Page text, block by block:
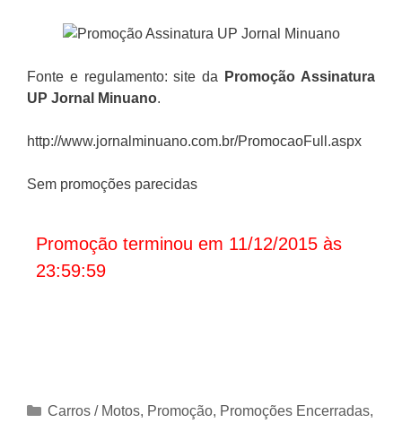
Fonte e regulamento: site da
Promoção Assinatura
UP Jornal Minuano.
http://www.jornalminuano.com.br/PromocaoFull.aspx
Sem promoções parecidas
Promoção terminou em 11/12/2015 às
23:59:59
Categorias
Carros / Motos, Promoção, Promoções Encerradas,